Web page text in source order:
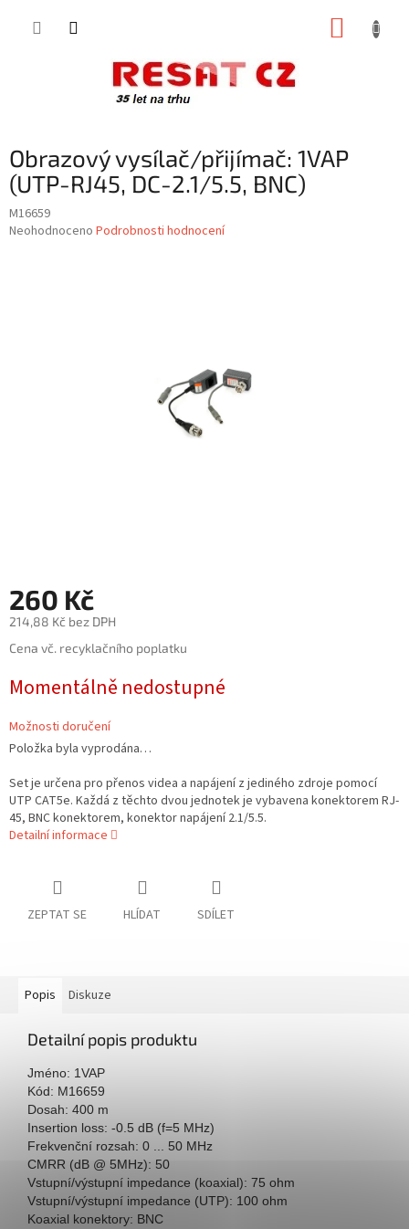
Obrazový vysílač/přijímač: 1VAP
(UTP-RJ45, DC-2.1/5.5, BNC)
M16659
Průměrné
Neohodnoceno Podrobnosti hodnocení
260 Kč
214,88 Kč bez DPH
Měrná
Cena vč. recyklačního poplatku
Momentálně nedostupné
Možnosti doručení
Položka byla vyprodána…
Set je určena pro přenos videa a napájení z jediného zdroje pomocí
UTP CAT5e. Každá z těchto dvou jednotek je vybavena konektorem RJ-
45, BNC konektorem, konektor napájení 2.1/5.5.
Detailní informace
ZEPTAT SE HLÍDAT SDÍLET
Popis Diskuze
Detailní popis produktu
Jméno: 1VAP
Kód: M16659
Dosah: 400 m
Insertion loss: -0.5 dB (f=5 MHz)
Frekvenční rozsah: 0 ... 50 MHz
CMRR (dB @ 5MHz): 50
Vstupní/výstupní impedance (koaxial): 75 ohm
Vstupní/výstupní impedance (UTP): 100 ohm
Koaxial konektory: BNC